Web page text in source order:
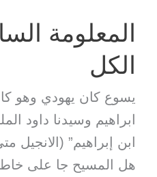
المعلومة
الكل
يسوع كان يهودي وهو
ابراهيم وسيدنا داود
هل المسيح جا على خاطر